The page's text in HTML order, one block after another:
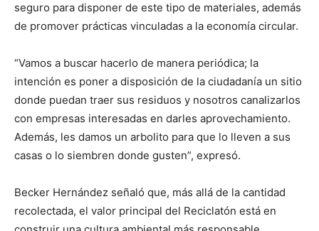
seguro para disponer de este tipo de materiales, además
de promover prácticas vinculadas a la economía circular.
“Vamos a buscar hacerlo de manera periódica; la
intención es poner a disposición de la ciudadanía un sitio
donde puedan traer sus residuos y nosotros canalizarlos
con empresas interesadas en darles aprovechamiento.
Además, les damos un arbolito para que lo lleven a sus
casas o lo siembren donde gusten”, expresó.
Becker Hernández señaló que, más allá de la cantidad
recolectada, el valor principal del Reciclatón está en